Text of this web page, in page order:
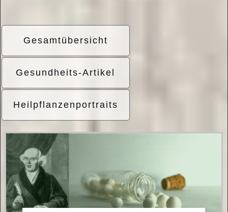
Gesamtübersicht
Gesundheits-Artikel
Heilpflanzenportraits